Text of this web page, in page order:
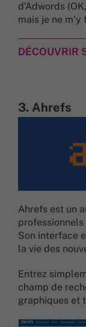
d’Adwords
mais je ne
DÉCOUVRIR
3. Ahrefs
Ahrefs est un
Son interface
la vie des
Entrez
champ de
graphiques et